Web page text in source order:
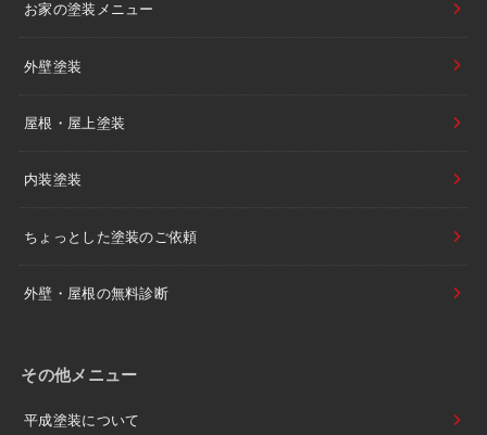
お家の塗装メニュー
外壁塗装
屋根・屋上塗装
内装塗装
ちょっとした塗装のご依頼
外壁・屋根の無料診断
その他メニュー
平成塗装について